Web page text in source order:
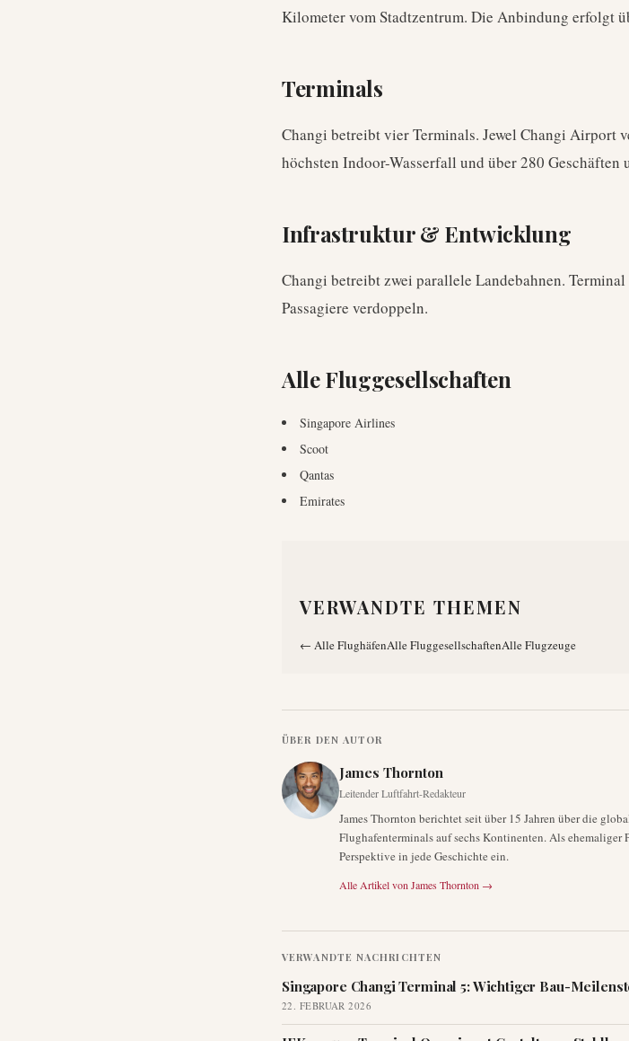
Kilometer vom Stadtzentrum. Die Anbindung erfolgt
Terminals
Changi betreibt vier Terminals. Jewel Changi Airport
höchsten Indoor-Wasserfall und über 280 Geschäften
Infrastruktur & Entwicklung
Changi betreibt zwei parallele Landebahnen.
Passagiere verdoppeln.
Alle Fluggesellschaften
Singapore Airlines
Scoot
Qantas
Emirates
VERWANDTE THEMEN
← Alle FlughäfenAlle FluggesellschaftenAlle Flugzeuge
ÜBER DEN AUTOR
James Thornton
Leitender Luftfahrt-Redakteur
James Thornton berichtet seit über 15 Jahren über die
Flughafenterminals auf sechs Kontinenten. Als
Perspektive in jede Geschichte ein.
Alle Artikel von James Thornton →
VERWANDTE NACHRICHTEN
Singapore Changi Terminal 5: Wichtiger Bau-
22. FEBRUAR 2026